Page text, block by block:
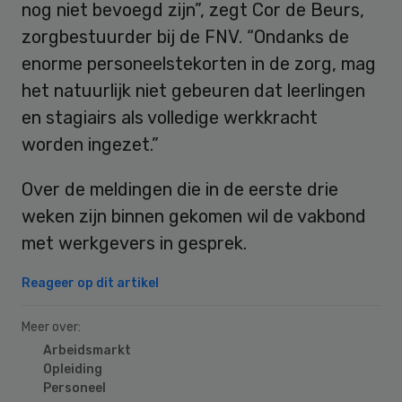
nog niet bevoegd zijn”, zegt Cor de Beurs,
zorgbestuurder bij de FNV. “Ondanks de
enorme personeelstekorten in de zorg, mag
het natuurlijk niet gebeuren dat leerlingen
en stagiairs als volledige werkkracht
worden ingezet.”
Over de meldingen die in de eerste drie
weken zijn binnen gekomen wil de vakbond
met werkgevers in gesprek.
Reageer op dit artikel
Meer over:
Arbeidsmarkt
Opleiding
Personeel